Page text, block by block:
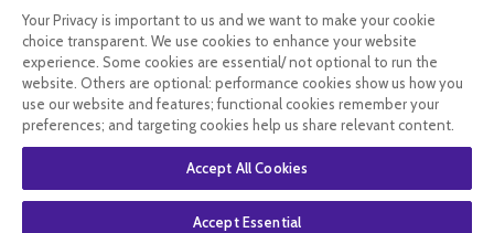
Qui Sommes nous ?
Parrainage
Blog & Conseils
Select Language
Your Privacy is important to us and we want to make your cookie
choice transparent. We use cookies to enhance your website
experience. Some cookies are essential/ not optional to run the
website. Others are optional: performance cookies show us how you
use our website and features; functional cookies remember your
preferences; and targeting cookies help us share relevant content.
Accept All Cookies
Accept Essential